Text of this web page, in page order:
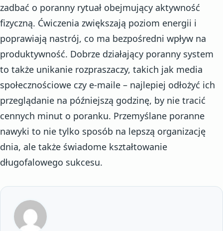
zadbać o poranny rytuał obejmujący aktywność
fizyczną. Ćwiczenia zwiększają poziom energii i
poprawiają nastrój, co ma bezpośredni wpływ na
produktywność. Dobrze działający poranny system
to także unikanie rozpraszaczy, takich jak media
społecznościowe czy e-maile – najlepiej odłożyć ich
przeglądanie na późniejszą godzinę, by nie tracić
cennych minut o poranku. Przemyślane poranne
nawyki to nie tylko sposób na lepszą organizację
dnia, ale także świadome kształtowanie
długofalowego sukcesu.